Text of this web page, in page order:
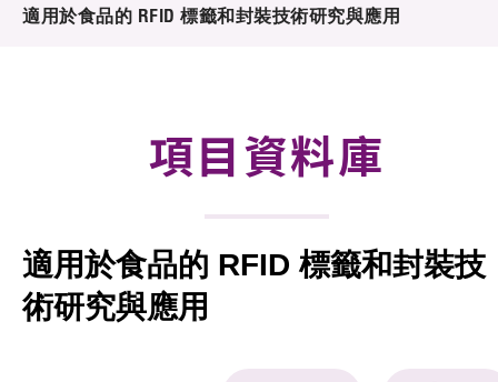
合作計劃
徵求研發項目計劃書
項目夥伴
適用於食品的 RFID 標籤和封裝技術研究與應用
項目資料庫
適用於食品的 RFID 標籤和封裝技
術研究與應用